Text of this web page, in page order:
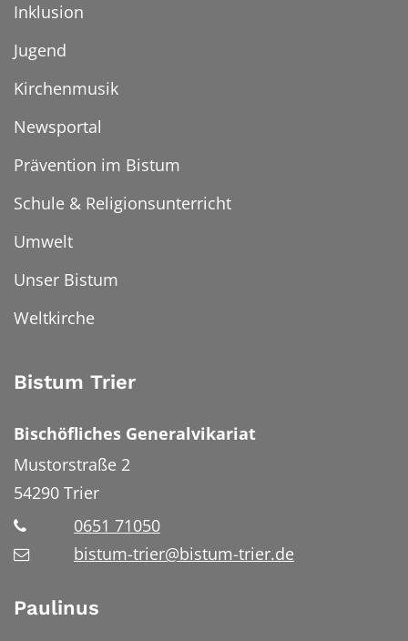
Inklusion
Jugend
Kirchenmusik
Newsportal
Prävention im Bistum
Schule & Religionsunterricht
Umwelt
Unser Bistum
Weltkirche
Bistum Trier
Bischöfliches Generalvikariat
Mustorstraße 2
54290 Trier
0651 71050
bistum-trier@bistum-trier.de
Paulinus